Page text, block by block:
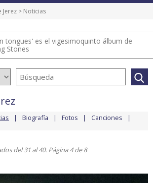
Jerez > Noticias
tongues' es el vigesimoquinto álbum de
Stones
Biografía Fotos Canciones
del 31 al 40. Página 4 de 8